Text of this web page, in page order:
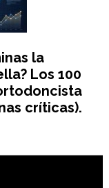
la
Los 100
críticas).